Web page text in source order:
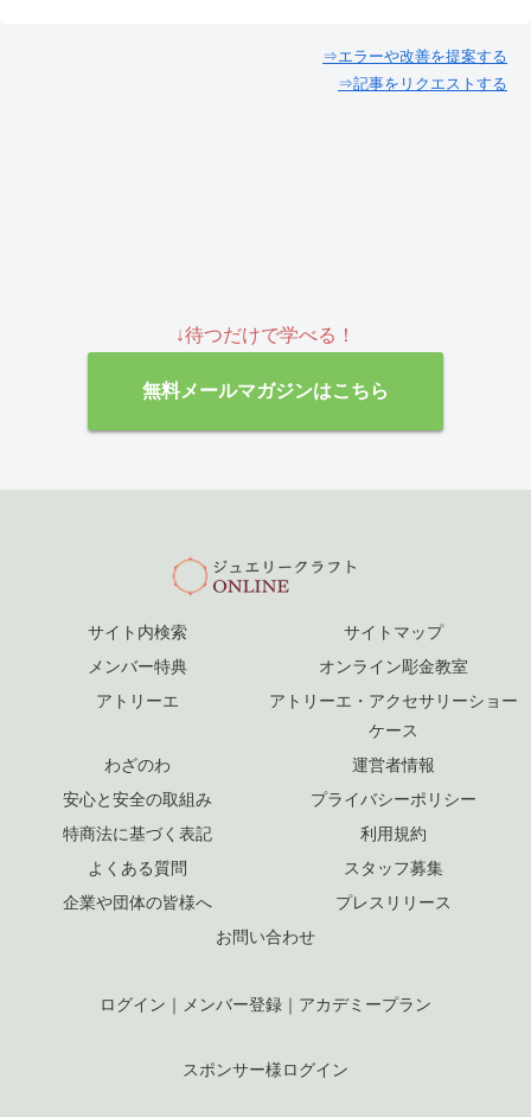
⇒エラーや改善を提案する
⇒記事をリクエストする
↓待つだけで学べる！
無料メールマガジンはこちら
サイト内検索
サイトマップ
メンバー特典
オンライン彫金教室
アトリーエ
アトリーエ・アクセサリーショー
ケース
わざのわ
運営者情報
安心と安全の取組み
プライバシーポリシー
特商法に基づく表記
利用規約
よくある質問
スタッフ募集
企業や団体の皆様へ
プレスリリース
お問い合わせ
ログイン ｜ メンバー登録 ｜ アカデミープラン
スポンサー様ログイン